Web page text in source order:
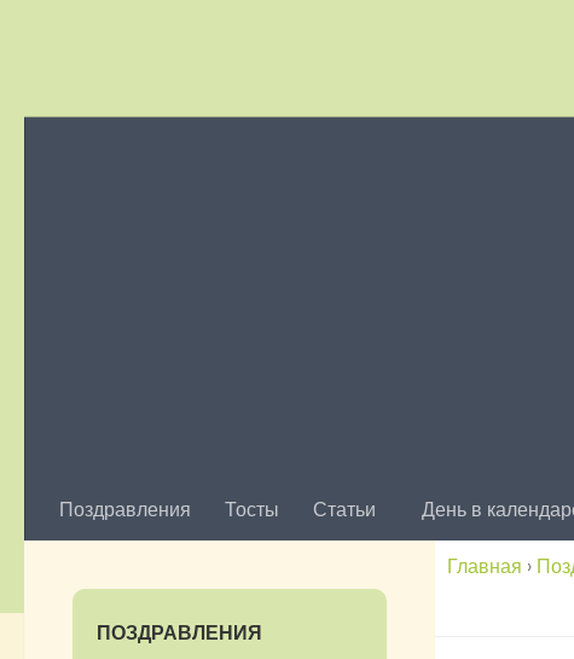
Поздравления Тосты Статьи День в
Главная ›
ПОЗДРАВЛЕНИЯ